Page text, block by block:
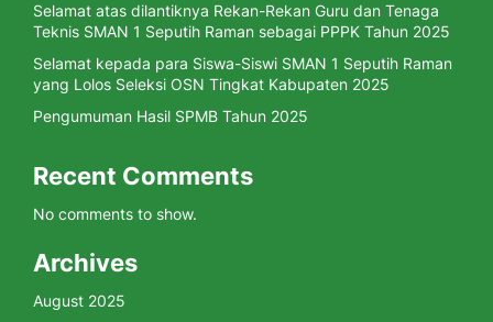
Selamat atas dilantiknya Rekan-Rekan Guru dan Tenaga
Teknis SMAN 1 Seputih Raman sebagai PPPK Tahun 2025
Selamat kepada para Siswa-Siswi SMAN 1 Seputih Raman
yang Lolos Seleksi OSN Tingkat Kabupaten 2025
Pengumuman Hasil SPMB Tahun 2025
Recent Comments
No comments to show.
Archives
August 2025